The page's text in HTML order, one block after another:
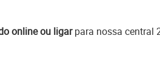
online ou ligarpara nossa central